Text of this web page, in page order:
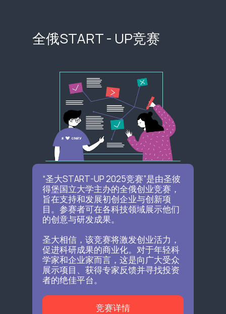
“圣大START-UP 2025竞赛”是由圣彼
得堡国立大学主办的全俄创业竞赛，
旨在支持和发展初创企业与创新项
目。参赛者可在各科技领域展示他们
的创意与研发成果。
圣大相信，该竞赛将激发创业活力，
促进科研成果的商业化。对于年轻科
学家和企业家而言，这是向广大受众
展示项目、获得专家反馈并寻找投资
者的绝佳平台。
竞赛详情
全俄START - UP竞赛